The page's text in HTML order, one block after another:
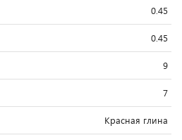
0.45
0.45
9
7
Красная глина